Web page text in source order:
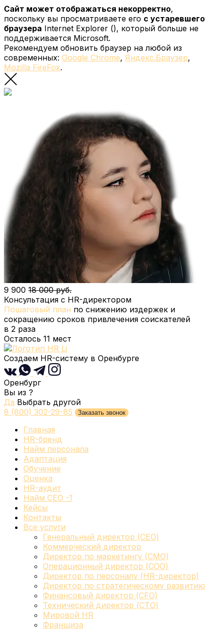
Сайт может отображаться некорректно,
поскольку вы просматриваете его с устаревшего
браузера Internet Explorer (), который больше не
поддерживается Microsoft.
Рекомендуем обновить браузер на любой из
современных: Google Chrome, Яндекс.Браузер,
Mozilla FireFox.
9 900 18 000 руб.
Консультация с HR-директором
Пошаговый план по снижению издержек и
сокращению сроков привлечения соискателей
в 2 раза
Осталось 11 мест
Создаем HR-систему в Оренбурге
Оренбург
Вы из ?
Да Выбрать другой
8 (800) 302-29-85
Заказать звонок
Главная
HR-бренд
Найм персонала
Адаптация
Обучение
Оценка
HR-аудит
Найм СЕО -1
Кейсы
Контакты
Все услуги
Генеральный директор (CEO)
Коммерческий директор
Директор по маркетингу (CMO)
Операционный директор (COO)
Директор по персоналу (HR-директор)
Директор по стратегическому развитию
Финансовый директор (CFO)
Технический директор (CTO)
Мировой HR
Франшиза